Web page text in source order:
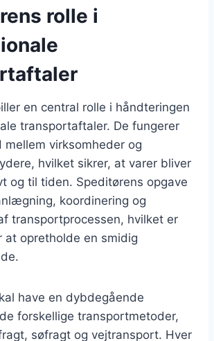
rolle i
en central rolle i håndteringen
transportaftaler. De fungerer
mellem virksomheder og
hvilket sikrer, at varer bliver
og til tiden. Speditørens opgave
koordinering og
transportprocessen, hvilket er
at opretholde en smidig
have en dybdegående
forskellige transportmetoder,
søfragt og vejtransport. Hver